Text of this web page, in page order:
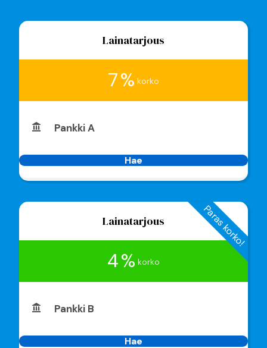
Lainatarjous
7 % korko
Pankki A
Hae
Paras korko!
Lainatarjous
4 % korko
Pankki B
Hae